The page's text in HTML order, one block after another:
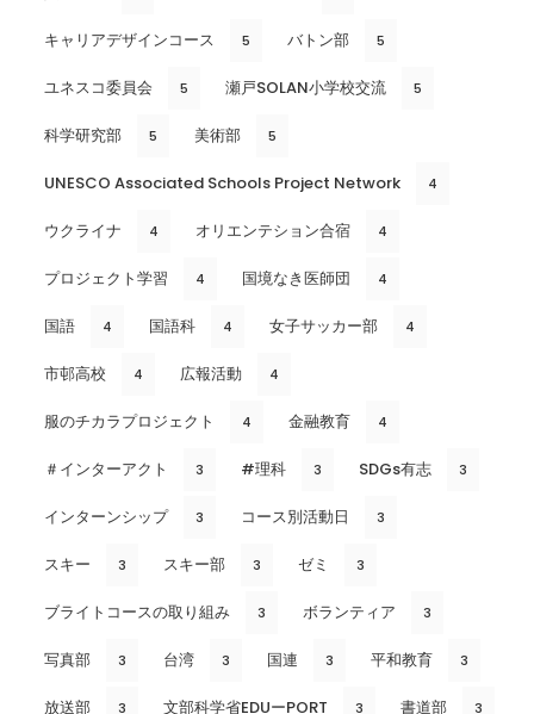
キャリアデザインコース 5 バトン部 5
ユネスコ委員会 5 瀬戸SOLAN小学校交流 5
科学研究部 5 美術部 5
UNESCO Associated Schools Project Network 4
ウクライナ 4 オリエンテション合宿 4
プロジェクト学習 4 国境なき医師団 4
国語 4 国語科 4 女子サッカー部 4
市邨高校 4 広報活動 4
服のチカラプロジェクト 4 金融教育 4
＃インターアクト 3 #理科 3 SDGs有志 3
インターンシップ 3 コース別活動日 3
スキー 3 スキー部 3 ゼミ 3
ブライトコースの取り組み 3 ボランティア 3
写真部 3 台湾 3 国連 3 平和教育 3
放送部 3 文部科学省EDUーPORT 3 書道部 3